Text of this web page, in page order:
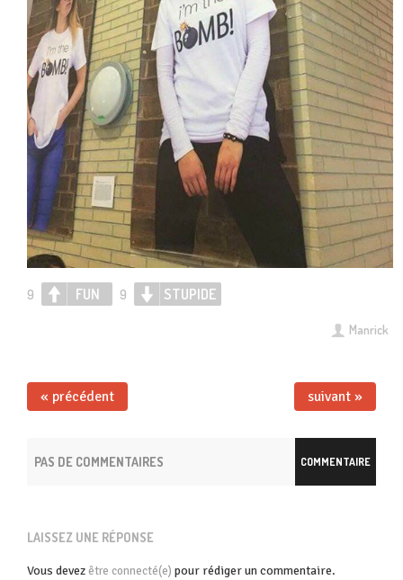
Manrick
9 FUN 9 STUPIDE
« précédent suivant »
COMMENTAIRE
PAS DE COMMENTAIRES
LAISSEZ UNE RÉPONSE
Vous devez être connecté(e) pour rédiger un commentaire.